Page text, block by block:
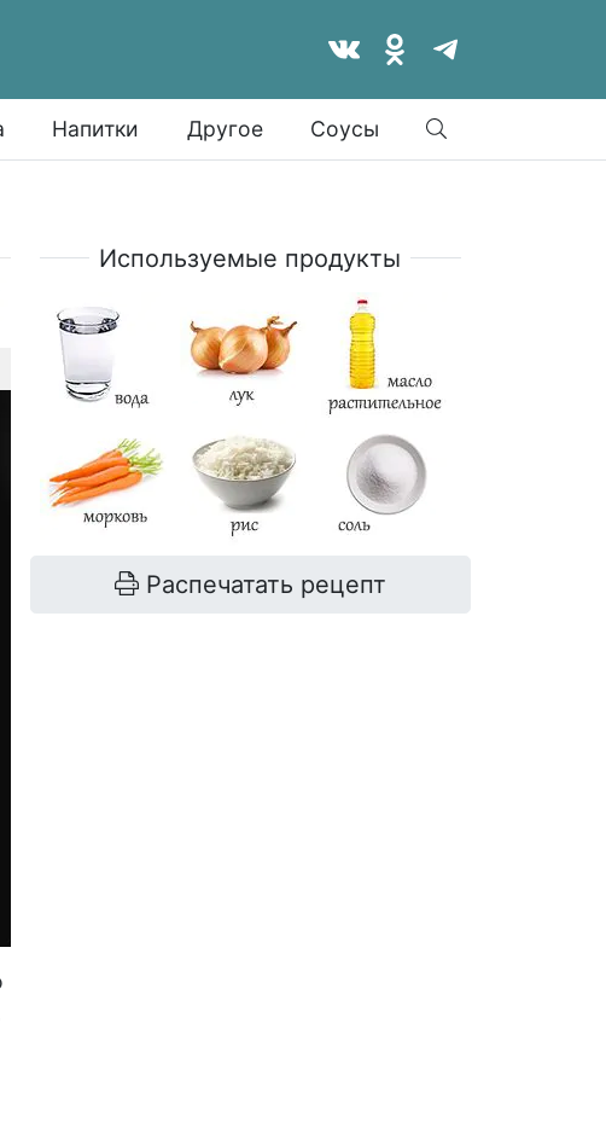
Напитки Другое Соусы
Найти
Используемые продукты
Распечатать рецепт